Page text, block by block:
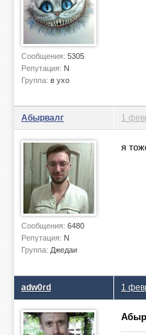
Сообщения: 5305
Репутация: N
Группа: в ухо
Абырвалг
Сообщения: 6480
Репутация: N
Группа: Джедаи
1
я
adw0rd 1